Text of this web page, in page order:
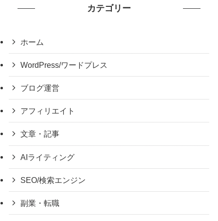
カテゴリー
ホーム
WordPress/ワードプレス
ブログ運営
アフィリエイト
文章・記事
AIライティング
SEO/検索エンジン
副業・転職